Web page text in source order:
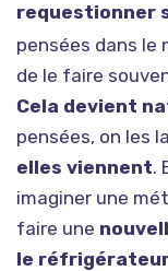
requestionner
pensées dans le
de le faire
Cela devient
pensées, on les
elles viennent.
imaginer une
faire une
le